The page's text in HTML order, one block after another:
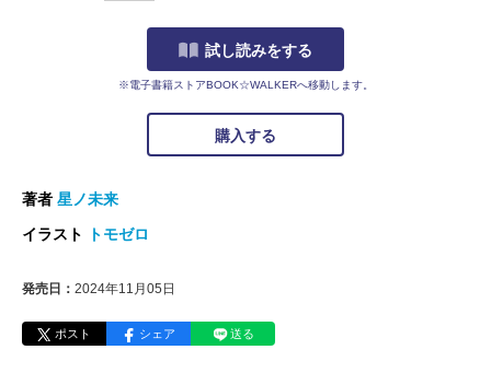
試し読みをする
※電子書籍ストアBOOK☆WALKERへ移動します。
購入する
著者 星ノ未来
イラスト
トモゼロ
発売日： 2024年11月05日
ポスト シェア 送る